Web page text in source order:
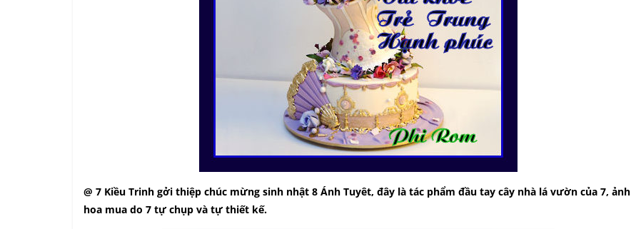
@ 7 Kiều Trinh gởi thiệp chúc mừng sinh nhật 8 Ánh Tuyêt, đây là tác phẩm đầu tay cây nhà lá vườn của 7, ảnh
hoa mua do 7 tự chụp và tự thiết kế.